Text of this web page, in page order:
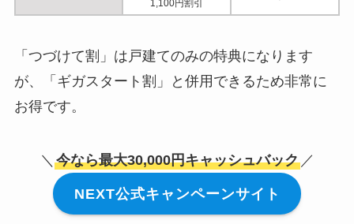
1,100円割引
「つづけて割」は戸建てのみの特典になります
が、「ギガスタート割」と併用できるため非常に
お得です。
＼ 今なら最大30,000円キャッシュバック／
NEXT公式キャンペーンサイト